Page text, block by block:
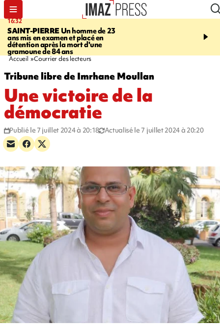
16:32
SAINT-PIERREUn homme de 23
ans mis en examen et placé en
détention après la mort d'une
gramoune de 84 ans
21:08
et Turquie scellent un
Accueil Courrier des lecteurs
Tribune libre de Imrhane Moullan
Une victoire de la
démocratie
Publié le 7 juillet 2024 à 20:18 Actualisé le 7 juillet 2024 à 20:20